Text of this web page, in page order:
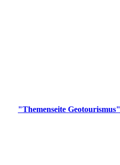
"Themenseite Geotourismus"